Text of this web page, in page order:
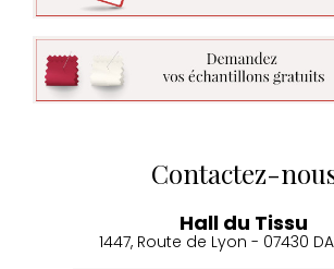
Contactez-
Hall du Tissu
1447, Route de Lyon - 07430